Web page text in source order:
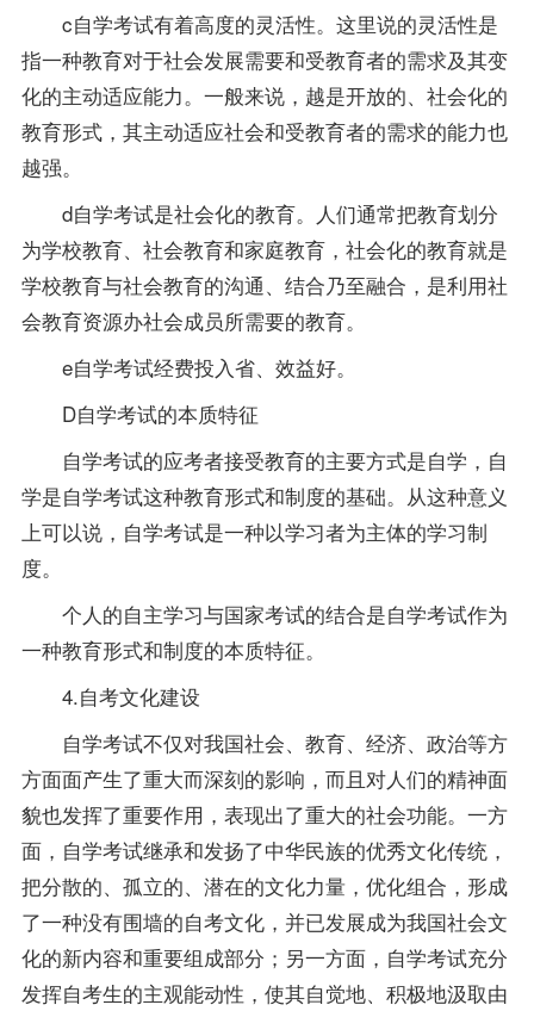
c自学考试有着高度的灵活性。这里说的灵活性是
指一种教育对于社会发展需要和受教育者的需求及其变
化的主动适应能力。一般来说，越是开放的、社会化的
教育形式，其主动适应社会和受教育者的需求的能力也
越强。
d自学考试是社会化的教育。人们通常把教育划分
为学校教育、社会教育和家庭教育，社会化的教育就是
学校教育与社会教育的沟通、结合乃至融合，是利用社
会教育资源办社会成员所需要的教育。
e自学考试经费投入省、效益好。
D自学考试的本质特征
自学考试的应考者接受教育的主要方式是自学，自
学是自学考试这种教育形式和制度的基础。从这种意义
上可以说，自学考试是一种以学习者为主体的学习制
度。
个人的自主学习与国家考试的结合是自学考试作为
一种教育形式和制度的本质特征。
4.自考文化建设
自学考试不仅对我国社会、教育、经济、政治等方
方面面产生了重大而深刻的影响，而且对人们的精神面
貌也发挥了重要作用，表现出了重大的社会功能。一方
面，自学考试继承和发扬了中华民族的优秀文化传统，
把分散的、孤立的、潜在的文化力量，优化组合，形成
了一种没有围墙的自考文化，并已发展成为我国社会文
化的新内容和重要组成部分；另一方面，自学考试充分
发挥自考生的主观能动性，使其自觉地、积极地汲取由